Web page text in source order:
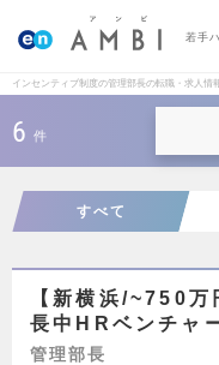
若手
インセンティブ制度の管理部長の転職・求人情
6 件
すべて
【新横浜/~750万
長中HRベンチャ
管理部長